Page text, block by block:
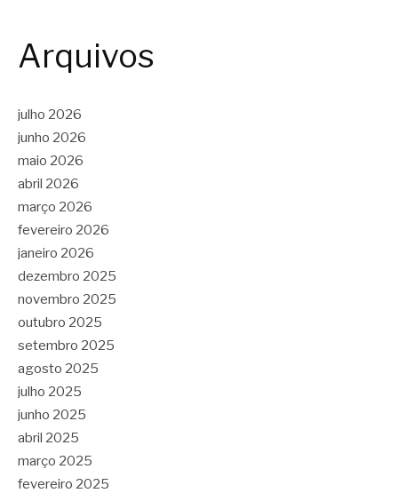
Arquivos
julho 2026
junho 2026
maio 2026
abril 2026
março 2026
fevereiro 2026
janeiro 2026
dezembro 2025
novembro 2025
outubro 2025
setembro 2025
agosto 2025
julho 2025
junho 2025
abril 2025
março 2025
fevereiro 2025